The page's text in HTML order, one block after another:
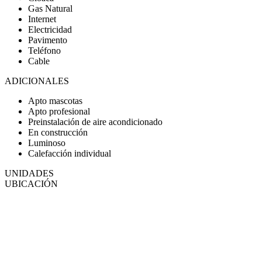
Gas Natural
Internet
Electricidad
Pavimento
Teléfono
Cable
ADICIONALES
Apto mascotas
Apto profesional
Preinstalación de aire acondicionado
En construcción
Luminoso
Calefacción individual
UNIDADES
UBICACIÓN